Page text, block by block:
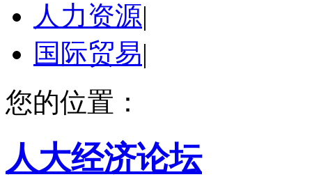
人力资源|
国际贸易|
您的位置：
人大经济论坛